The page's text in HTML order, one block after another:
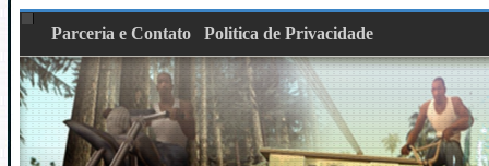
Parceria e Contato Politica de Privacidade